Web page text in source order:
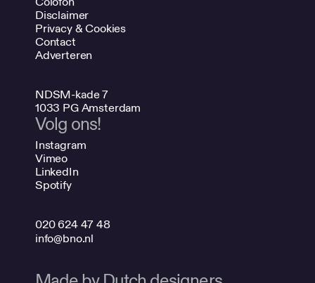
Disclaimer
Privacy & Cookies
Contact
Adverteren
NDSM-kade 7
1033 PG Amsterdam
Volg ons!
Instagram
Vimeo
LinkedIn
Spotify
020 624 47 48
info@bno.nl